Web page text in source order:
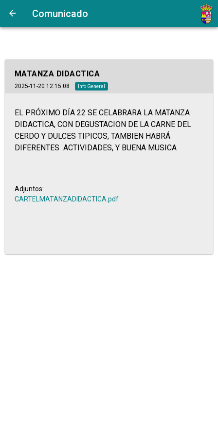
https://www.bandomovil.com/userFiles/lk/
no esimagenComunicado
MATANZA DIDACTICA
2025-11-20 12:15:08 Info General
EL PRÓXIMO DÍA 22 SE CELABRARA LA MATANZA
DIDACTICA, CON DEGUSTACION DE LA CARNE DEL
CERDO Y DULCES TIPICOS, TAMBIEN HABRÁ
DIFERENTES ACTIVIDADES, Y BUENA MUSICA
Adjuntos:
CARTELMATANZADIDACTICA.pdf